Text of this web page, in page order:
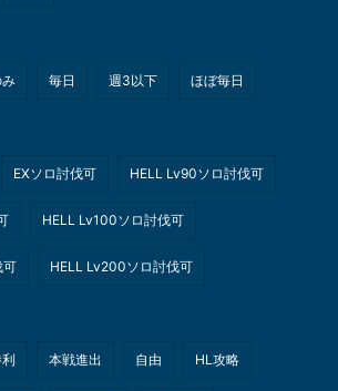
毎日 週3以下 ほぼ毎日
EXソロ討伐可 HELL Lv90ソロ討伐可
HELL Lv100ソロ討伐可
可 HELL Lv200ソロ討伐可
本戦進出 自由 HL攻略